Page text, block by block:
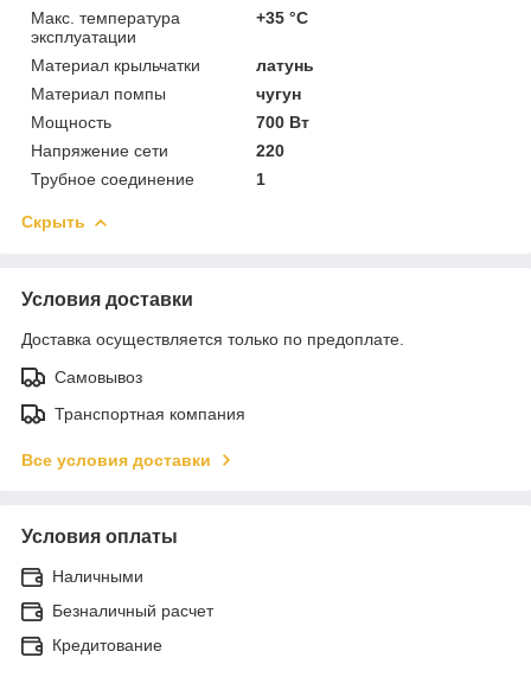
Макс. температура
эксплуатации
+35 °C
Материал крыльчатки
латунь
Материал помпы
чугун
Мощность
700 Вт
Напряжение сети
220
Трубное соединение
1
Скрыть
Условия доставки
Доставка осуществляется только по предоплате.
Самовывоз
Транспортная компания
Все условия доставки
Условия оплаты
Наличными
Безналичный расчет
Кредитование